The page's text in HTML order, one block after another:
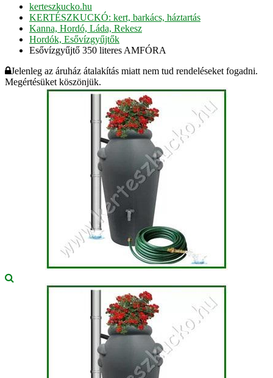
kerteszkucko.hu
KERTÉSZKUCKÓ: kert, barkács, háztartás
Kanna, Hordó, Láda, Rekesz
Hordók, Esővízgyűjtők
Esővízgyűjtő 350 literes AMFÓRA
Jelenleg az áruház átalakítás miatt nem tud rendeléseket fogadni.
Megértésüket köszönjük.